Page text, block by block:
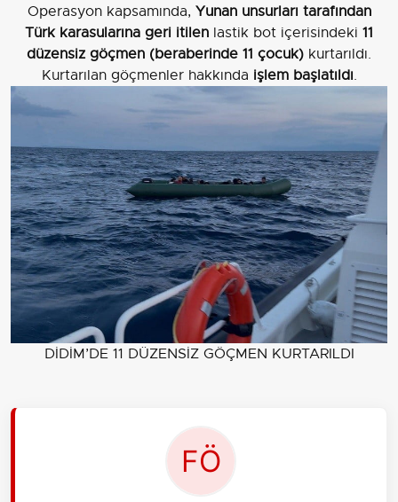
Operasyon kapsamında, Yunan unsurları tarafından
Türk karasularına geri itilen lastik bot içerisindeki 11
düzensiz göçmen (beraberinde 11 çocuk) kurtarıldı.
Kurtarılan göçmenler hakkında işlem başlatıldı.
DİDİM’DE 11 DÜZENSİZ GÖÇMEN KURTARILDI